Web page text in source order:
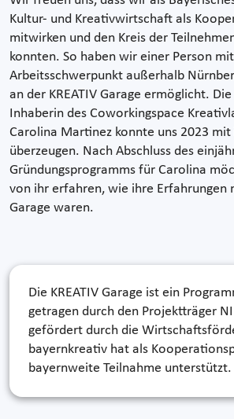
Kultur- und Kreativwirtschaft als
mitwirken und den Kreis der
konnten. So haben wir einer Person mit
Arbeitsschwerpunkt außerhalb
an der KREATIV Garage ermöglicht.
Inhaberin des Coworkingspace
Carolina Martinez konnte uns 2023
überzeugen. Nach Abschluss des
Gründungsprogramms für Carolina
von ihr erfahren, wie ihre Erfahrungen
Garage waren.
Die KREATIV Garage ist ein
getragen durch den Projektträger
gefördert durch die
bayernkreativ hat als
bayernweite Teilnahme unterstützt.